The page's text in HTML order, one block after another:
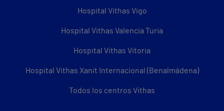
Hospital Vithas Vigo
Hospital Vithas Valencia Turia
Hospital Vithas Vitoria
Hospital Vithas Xanit Internacional (Benalmádena)
Todos los centros Vithas